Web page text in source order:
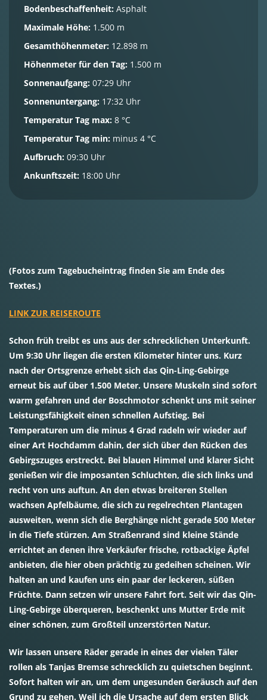
Bodenbeschaffenheit: Asphalt
Maximale Höhe: 1.500 m
Gesamthöhenmeter: 12.898 m
Höhenmeter für den Tag: 1.500 m
Sonnenaufgang: 07:29 Uhr
Sonnenuntergang: 17:32 Uhr
Temperatur Tag max: 8 °C
Temperatur Tag min: minus 4 °C
Aufbruch: 09:30 Uhr
Ankunftszeit: 18:00 Uhr
(Fotos zum Tagebucheintrag finden Sie am Ende des
Textes.)
LINK ZUR REISEROUTE
Schon früh treibt es uns aus der schrecklichen Unterkunft.
Um 9:30 Uhr liegen die ersten Kilometer hinter uns. Kurz
nach der Ortsgrenze erhebt sich das Qin-Ling-Gebirge
erneut bis auf über 1.500 Meter. Unsere Muskeln sind sofort
warm gefahren und der Boschmotor schenkt uns mit seiner
Leistungsfähigkeit einen schnellen Aufstieg. Bei
Temperaturen um die minus 4 Grad radeln wir wieder auf
einer Art Hochdamm dahin, der sich über den Rücken des
Gebirgszuges erstreckt. Bei blauen Himmel und klarer Sicht
genießen wir die imposanten Schluchten, die sich links und
recht von uns auftun. An den etwas breiteren Stellen
wachsen Apfelbäume, die sich zu regelrechten Plantagen
ausweiten, wenn sich die Berghänge nicht gerade 500 Meter
in die Tiefe stürzen. Am Straßenrand sind kleine Stände
errichtet an denen ihre Verkäufer frische, rotbackige Äpfel
anbieten, die hier oben prächtig zu gedeihen scheinen. Wir
halten an und kaufen uns ein paar der leckeren, süßen
Früchte. Dann setzen wir unsere Fahrt fort. Seit wir das Qin-
Ling-Gebirge überqueren, beschenkt uns Mutter Erde mit
einer schönen, zum Großteil unzerstörten Natur.
Wir lassen unsere Räder gerade in eines der vielen Täler
rollen als Tanjas Bremse schrecklich zu quietschen beginnt.
Sofort halten wir an, um dem ungesunden Geräusch auf den
Grund zu gehen. Weil ich die Ursache auf dem ersten Blick